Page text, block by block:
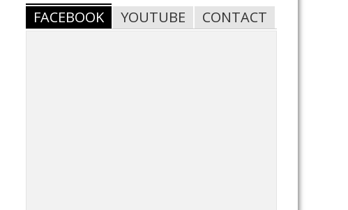
FACEBOOK YOUTUBE CONTACT